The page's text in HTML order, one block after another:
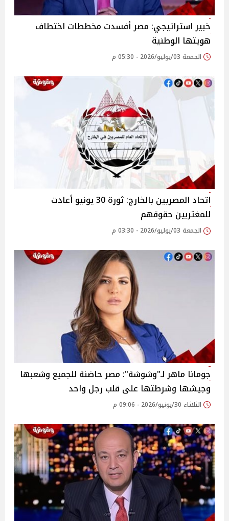
خبير استراتيجي: مصر أفسدت مخططات اختطاف
هويتها الوطنية
الجمعة 03/يوليو/2026 - 05:30 م
اتحاد المصريين بالخارج: ثورة 30 يونيو أعادت
للمغتربين حقوقهم
الجمعة 03/يوليو/2026 - 03:30 م
جومانا ماهر لـ"وشوشة": مصر حاضنة للجميع وشعبها
وجيشها وشرطتها على قلب رجل واحد
الثلاثاء 30/يونيو/2026 - 09:06 م